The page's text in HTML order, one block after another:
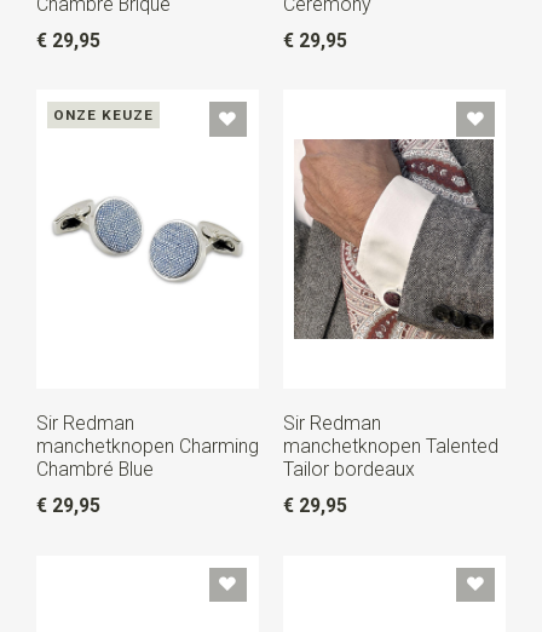
€ 29,95
€ 29,95
ONZE KEUZE
Sir Redman
manchetknopen Charming
Chambré Blue
€ 29,95
Sir Redman
manchetknopen Talented
Tailor bordeaux
€ 29,95